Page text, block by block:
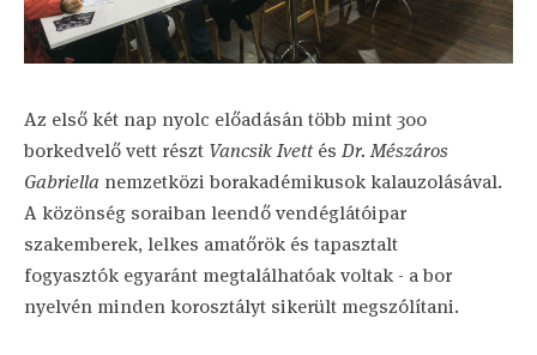
Az első két nap nyolc előadásán több mint 300
borkedvelő vett részt Vancsik Ivettés Dr. Mészáros
Gabriella nemzetközi borakadémikusok kalauzolásával.
A közönség soraiban leendő vendéglátóipar
szakemberek, lelkes amatőrök és tapasztalt
fogyasztók egyaránt megtalálhatóak voltak - a bor
nyelvén minden korosztályt sikerült megszólítani.